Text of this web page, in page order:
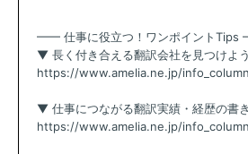
━━ 仕事に役立つ！ワンポイント
▼ 長く付き合える翻訳会社を見つけよう
https://www.amelia.ne.jp/
▼ 仕事につながる翻訳実績・経歴の書
https://www.amelia.ne.jp/